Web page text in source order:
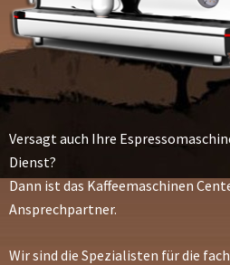
Versagt auch Ihre
Dienst?
Dann ist das Kaffeemaschinen
Ansprechpartner.
Wir sind die Spezialisten für die